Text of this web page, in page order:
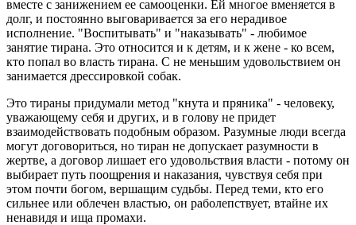
вместе с занижением ее самооценки. Ей многое вменяется в
долг, и постоянно выговаривается за его нерадивое
исполнение. "Воспитывать" и "наказывать" - любимое
занятие тирана. Это относится и к детям, и к жене - ко всем,
кто попал во власть тирана. С не меньшим удовольствием он
занимается дрессировкой собак.
Это тираны придумали метод "кнута и пряника" - человеку,
уважающему себя и других, и в голову не придет
взаимодействовать подобным образом. Разумные люди всегда
могут договориться, но тиран не допускает разумности в
жертве, а договор лишает его удовольствия власти - потому он
выбирает путь поощрения и наказания, чувствуя себя при
этом почти богом, вершащим судьбы. Перед теми, кто его
сильнее или облечен властью, он раболепствует, втайне их
ненавидя и ища промахи.